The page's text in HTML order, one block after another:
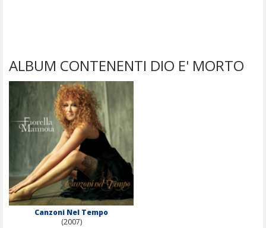
ALBUM CONTENENTI DIO E' MORTO
Canzoni Nel Tempo
(2007)